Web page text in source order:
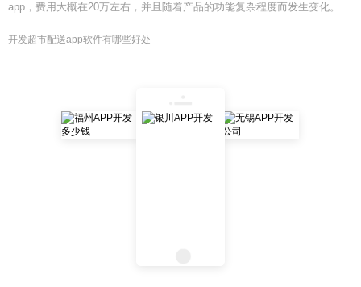
app，费用大概在20万左右，并且随着产品的功能复杂程度而发生变化。
开发超市配送app软件有哪些好处